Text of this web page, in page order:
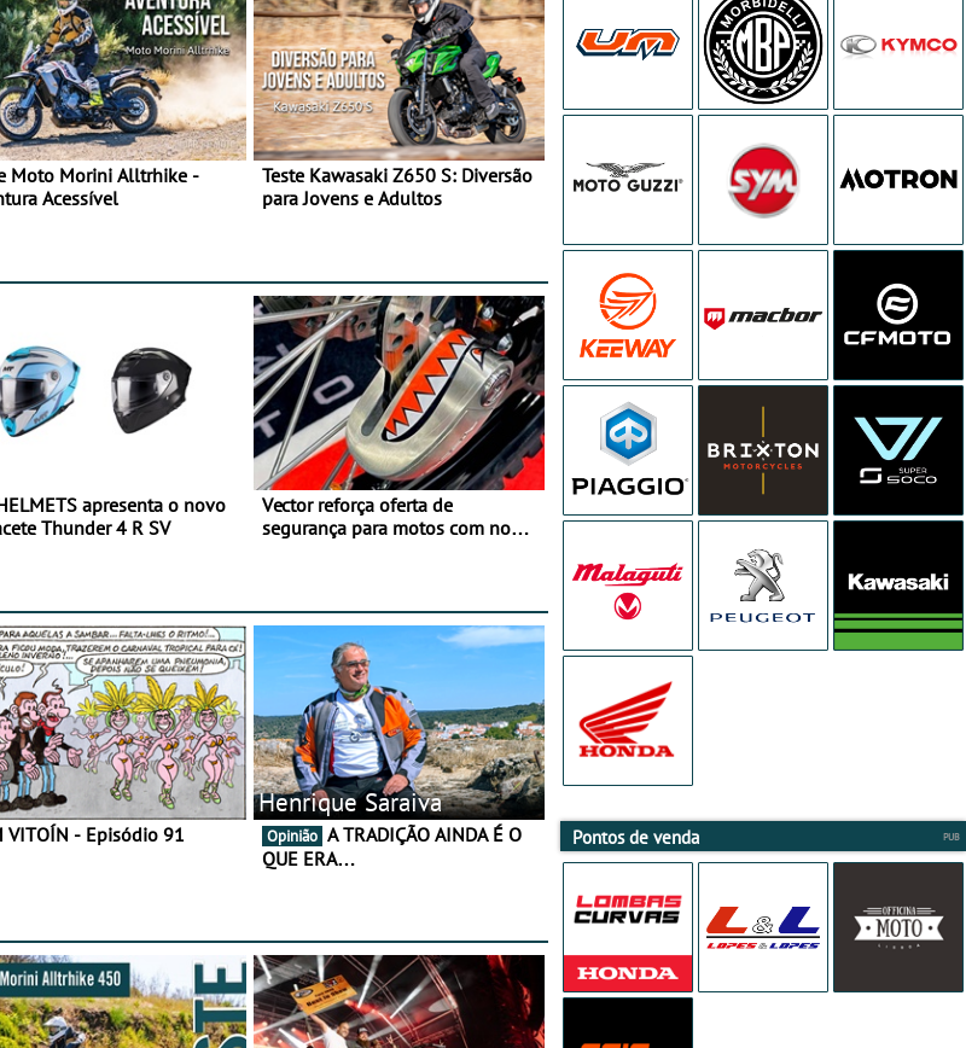
Moto Morini Alltrhike -
Acessível
Teste Kawasaki Z650 S: Diversão
para Jovens e Adultos
apresenta o novo
Thunder 4 R SV
Vector reforça oferta de
segurança para motos com nova
VITOÍN - Episódio 91
Henrique Saraiva
Opinião
QUE ERA…
Pontos de venda